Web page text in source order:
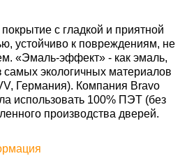
c гладкой и приятной
устойчиво к повреждениям, не
«Эмаль-эффект» - как эмаль,
самых экологичных материалов
Германия). Компания Bravo
использовать 100% ПЭТ (без
производства дверей.